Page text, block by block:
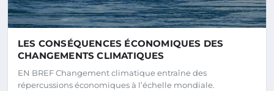
LES CONSÉQUENCES ÉCONOMIQUES DES
CHANGEMENTS CLIMATIQUES
EN BREF Changement climatique entraîne des
répercussions économiques à l’échelle mondiale.